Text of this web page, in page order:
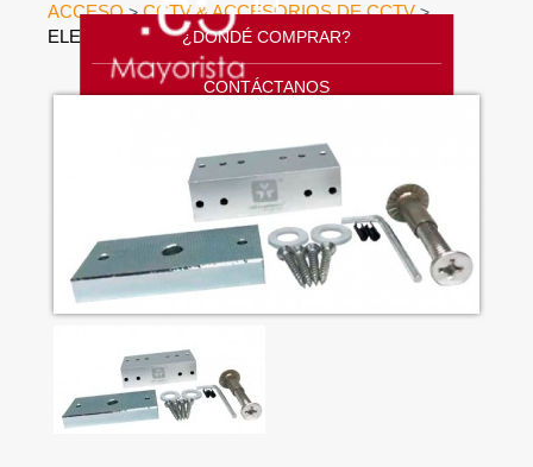
¿DONDÉ COMPRAR?
CONTÁCTANOS
CÁTALOGO
INICIO
ACCESO>CCTV & ACCESORIOS DE CCTV>
ELECTRO-IMANES PARA PUERTAS ( 60 KG)